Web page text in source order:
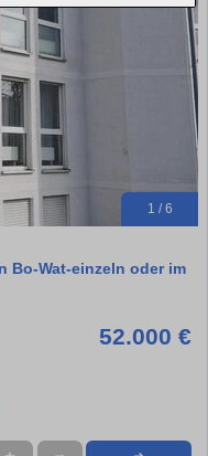
1 / 6
Bo-Wat-einzeln oder im
52.000 €